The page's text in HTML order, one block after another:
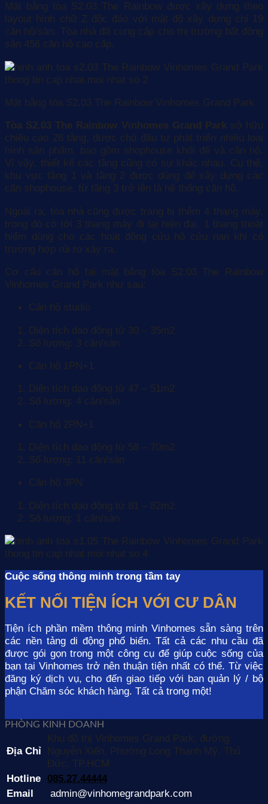
Mặt bằng tòa S2.03 The Rainbow được xây dựng theo
layout hình chữ Z độc đáo với mật độ xây dựng chỉ 19
căn hộ/sàn. Tòa nhà đã cung cấp cho thị trường bất động
sản 456 căn hộ cao cấp.
Mặt bằng tòa S2.03 The Rainbow Vinhomes Grand Park
Tòa S2.03 The Rainbow Vinhomes Grand Park sở hữu
chiều cao 26 tầng, được chủ đầu tư phát triển nhiều loại
hình sản phẩm, bao gồm shophouse khối đế và căn hộ.
Vì vậy, thiết kế các tầng cũng có sự khác nhau. Cụ thể,
khu vực tầng 1 và tầng 2 được dùng để xây dựng các
căn shophouse, từ tầng 3 trở lên là hệ thống căn hộ.
Ngoài ra, tòa nhà cũng được trang bị thêm 4 thang máy,
trong đó có tới 3 thang máy đi lại hiện đại, 1 thang thoát
hiểm dùng cho các hoạt động cứu hộ cứu nạn khi có
trường hợp rủi ro xảy ra.
Cơ cấu căn hộ tại mặt bằng tòa S2.03 The Rainbow
Vinhomes Grand Park như sau:
Căn hộ studio
Diện tích dao động từ 30 – 35m2
Số lượng: 3 căn/sàn
Căn hộ 1PN+1
Diện tích dao động từ 47 – 51m2
Số lượng: 4 căn/sàn
Căn hộ 2PN+1
Diện tích dao động từ 58 – 70m2
Số lượng: 11 căn/sàn
Căn hộ 3PN
Diện tích dao động từ 81 – 82m2
Số lượng: 1 căn/sàn
Cuộc sống thông minh trong tầm tay
KẾT NỐI TIỆN ÍCH VỚI CƯ DÂN
Tiện ích phần mềm thông minh Vinhomes sẵn sàng trên
các nền tảng di động phổ biển. Tất cả các nhu cầu đã
được gói gọn trong một công cụ để giúp cuộc sống của
bạn tại Vinhomes trở nên thuận tiện nhất có thể. Từ việc
đăng ký dịch vụ, cho đến giao tiếp với ban quản lý / bộ
phận Chăm sóc khách hàng. Tất cả trong một!
PHÒNG KINH DOANH
Địa Chỉ
Khu đô thị Vinhomes Grand Park, đường
Nguyễn Xiển, Phường Long Thạnh Mỹ, Thủ
Đức, TP.HCM
Hotline 085.27.44444
Email
admin@vinhomegrandpark.com